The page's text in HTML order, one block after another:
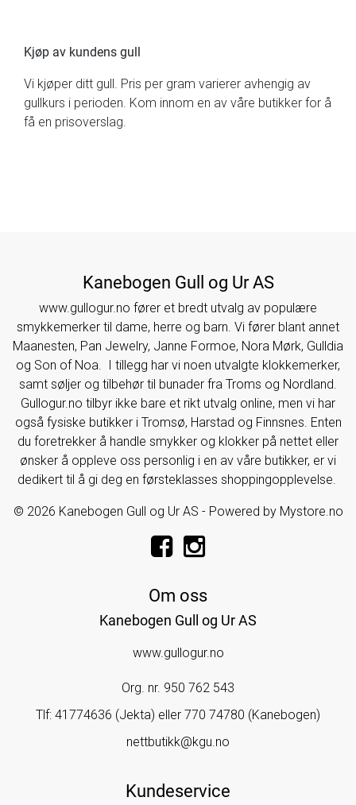
Kjøp av kundens gull
Vi kjøper ditt gull. Pris per gram varierer avhengig av
gullkurs i perioden. Kom innom en av våre butikker for å
få en prisoverslag.
Kanebogen Gull og Ur AS
www.gullogur.no fører et bredt utvalg av populære
smykkemerker til dame, herre og barn. Vi fører blant annet
Maanesten, Pan Jewelry, Janne Formoe, Nora Mørk, Gulldia
og Son of Noa. I tillegg har vi noen utvalgte klokkemerker,
samt søljer og tilbehør til bunader fra Troms og Nordland.
Gullogur.no tilbyr ikke bare et rikt utvalg online, men vi har
også fysiske butikker i Tromsø, Harstad og Finnsnes. Enten
du foretrekker å handle smykker og klokker på nettet eller
ønsker å oppleve oss personlig i en av våre butikker, er vi
dedikert til å gi deg en førsteklasses shoppingopplevelse.
© 2026 Kanebogen Gull og Ur AS - Powered by Mystore.no
Om oss
Kanebogen Gull og Ur AS
www.gullogur.no
Org. nr. 950 762 543
Tlf: 41774636 (Jekta) eller 770 74780 (Kanebogen)
nettbutikk@kgu.no
Kundeservice